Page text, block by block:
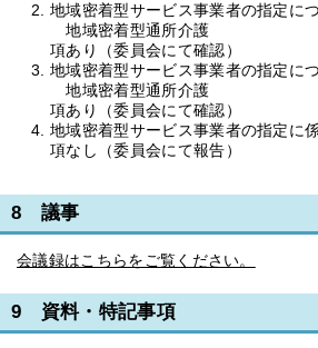
地域密着型サービス事業者の指定に
地域密着型通所介護
項あり（委員会にて確認）
地域密着型サービス事業者の指定に
地域密着型通所介護
項あり（委員会にて確認）
地域密着型サービス事業者の指定に
項なし（委員会にて報告）
8 議事
会議録はこちらをご覧ください。
9 資料・特記事項